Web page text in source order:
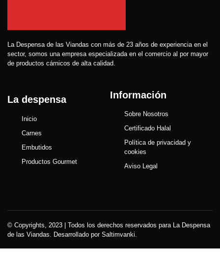
La Despensa de las Viandas con más de 23 años de experiencia en el
sector, somos una empresa especializada en el comercio al por mayor
de productos cárnicos de alta calidad.
La despensa
Inicio
Carnes
Embutidos
Productos Gourmet
Información
Sobre Nosotros
Certificado Halal
Política de privacidad y
cookies
Aviso Legal
© Copyrights, 2023 | Todos los derechos reservados para La Despensa
de las Viandas. Desarrollado por Saltimvanki.